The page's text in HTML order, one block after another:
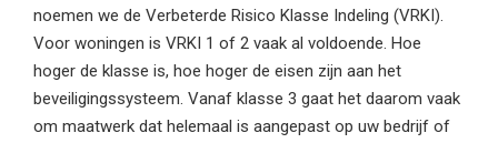
noemen we de Verbeterde Risico Klasse Indeling (VRKI).
Voor woningen is VRKI 1 of 2 vaak al voldoende. Hoe
hoger de klasse is, hoe hoger de eisen zijn aan het
beveiligingssysteem. Vanaf klasse 3 gaat het daarom vaak
om maatwerk dat helemaal is aangepast op uw bedrijf of